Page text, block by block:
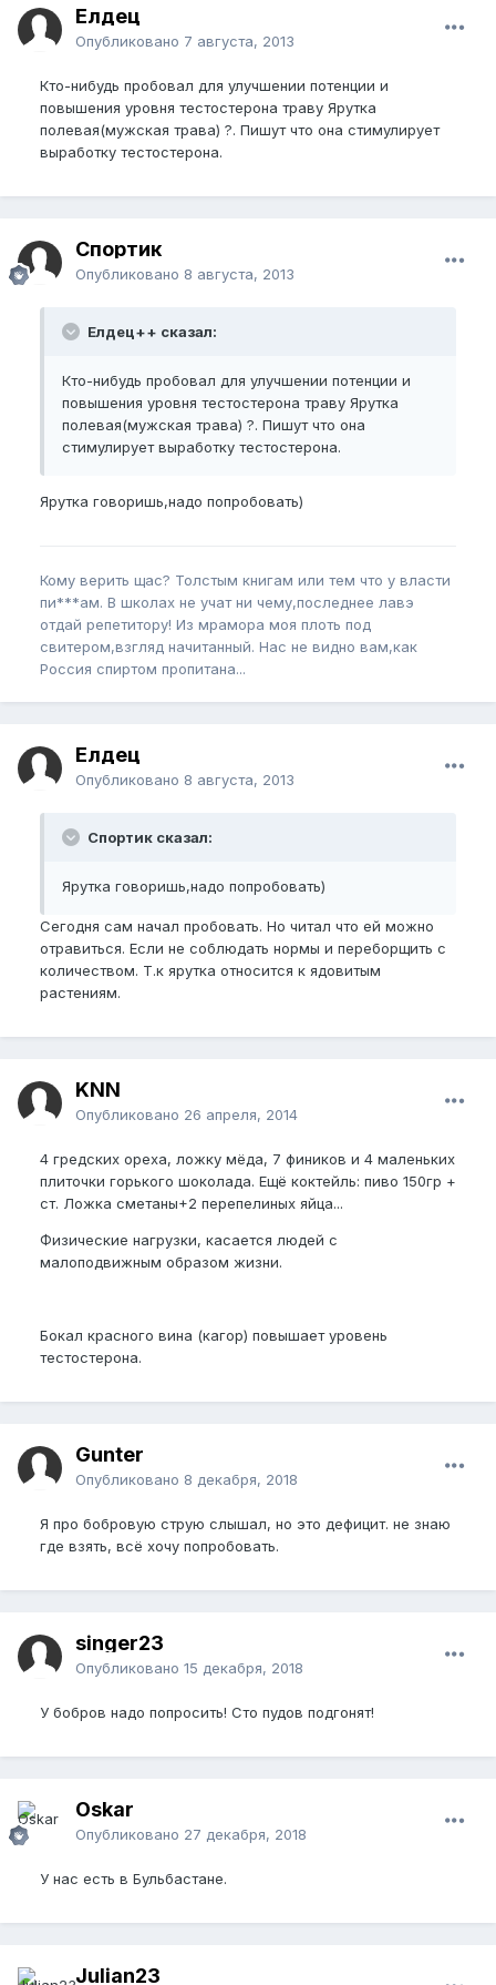
Елдец
Опубликовано 7 августа, 2013
Кто-нибудь пробовал для улучшении потенции и
повышения уровня тестостерона траву Ярутка
полевая(мужская трава) ?. Пишут что она стимулирует
выработку тестостерона.
Спортик
Опубликовано 8 августа, 2013
Елдец++ сказал:
Кто-нибудь пробовал для улучшении потенции и
повышения уровня тестостерона траву Ярутка
полевая(мужская трава) ?. Пишут что она
стимулирует выработку тестостерона.
Ярутка говоришь,надо попробовать)
Кому верить щас? Толстым книгам или тем что у власти
пи***ам. В школах не учат ни чему,последнее лавэ
отдай репетитору! Из мрамора моя плоть под
свитером,взгляд начитанный. Нас не видно вам,как
Россия спиртом пропитана...
Елдец
Опубликовано 8 августа, 2013
Спортик сказал:
Ярутка говоришь,надо попробовать)
Сегодня сам начал пробовать. Но читал что ей можно
отравиться. Если не соблюдать нормы и переборщить с
количеством. Т.к ярутка относится к ядовитым
растениям.
KNN
Опубликовано 26 апреля, 2014
4 гредских ореха, ложку мёда, 7 фиников и 4 маленьких
плиточки горького шоколада. Ещё коктейль: пиво 150гр +
ст. Ложка сметаны+2 перепелиных яйца...
Физические нагрузки, касается людей с
малоподвижным образом жизни.
Бокал красного вина (кагор) повышает уровень
тестостерона.
Gunter
Опубликовано 8 декабря, 2018
Я про бобровую струю слышал, но это дефицит. не знаю
где взять, всё хочу попробовать.
singer23
Опубликовано 15 декабря, 2018
У бобров надо попросить! Сто пудов подгонят!
Oskar
Опубликовано 27 декабря, 2018
У нас есть в Бульбастане.
Julian23